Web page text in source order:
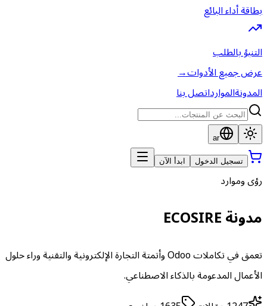
بطاقة أداء البائع
التنبؤ بالطلب
عرض جميع الأدوات→
المدونةالموارداتصل بنا
ar
تسجيل الدخول ابدأ الآن
رؤى وموارد
مدونة ECOSIRE
تعمق في تكاملات Odoo وأتمتة التجارة الإلكترونية والتقنية وراء حلول
الأعمال المدعومة بالذكاء الاصطناعي.